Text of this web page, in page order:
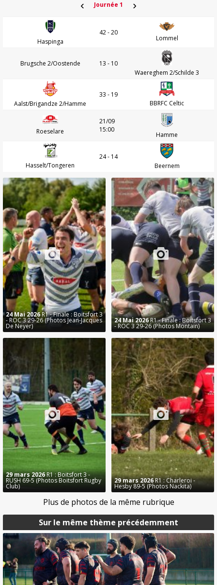
Sur le même thème précédemment
‹ Journée 1 ›
Haspinga
42 - 20
Lommel
Brugsche 2/Oostende
13 - 10
Waereghem 2/Schilde 3
Aalst/Brigandze 2/Hamme
33 - 19
BBRFC Celtic
Roeselare
21/09
15:00
Hamme
Hasselt/Tongeren
24 - 14
Beernem
24 Mai 2026R1 - Finale : Boitsfort 3
- ROC 3 29-26 (Photos Jean-Jacques
De Neyer)
24 Mai 2026R1 - Finale : Boitsfort 3
- ROC 3 29-26 (Photos Montain)
29 mars 2026R1 : Boitsfort 3 -
RUSH 69-5 (Photos Boitsfort Rugby
Club)
29 mars 2026R1 : Charleroi -
Hesby 89-5 (Photos Nackita)
Plus de photos de la même rubrique